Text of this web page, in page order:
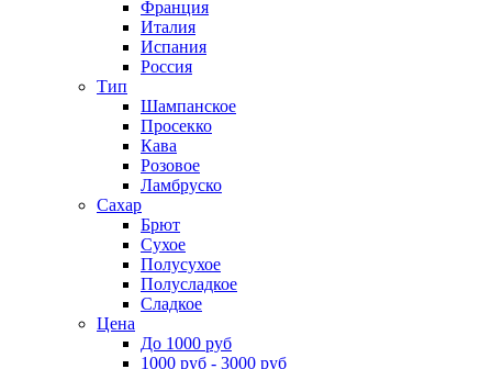
Франция
Италия
Испания
Россия
Тип
Шампанское
Просекко
Кава
Розовое
Ламбруско
Сахар
Брют
Сухое
Полусухое
Полусладкое
Сладкое
Цена
До 1000 руб
1000 руб - 3000 руб